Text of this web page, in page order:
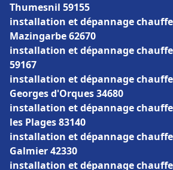
Thumesnil 59155
installation et dépannage
Mazingarbe 62670
installation et dépannage
59167
installation et dépannage
Georges d'Orques 34680
installation et dépannage chauffe
les Plages 83140
installation et dépannage
Galmier 42330
installation et dépannage